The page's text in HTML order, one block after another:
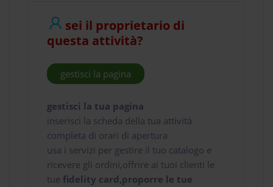
sei il proprietario di
questa attività?
gestisci la pagina
gestisci la tua pagina
inserisci la scheda della tua attività
completa di orari di apertura
usa i servizi per gestire il tuo catalogo e
ricevere gli ordini,offrire ai tuoi clienti le
tue fidelity card,proporre le tue